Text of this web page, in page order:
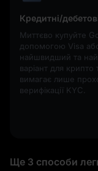
Кредитні/
Миттєво купуйте
допомогою Visa
найшвидший та
варіант для крипто
вимагає лише
верифікації KYC.
Ще 3 способи